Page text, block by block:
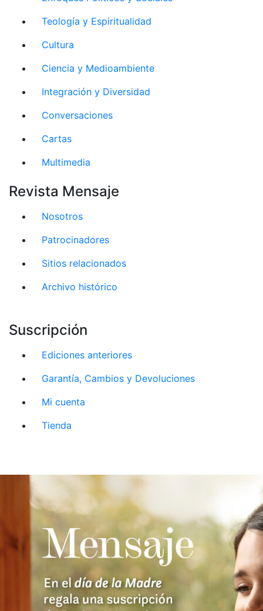
Teología y Espiritualidad
Cultura
Ciencia y Medioambiente
Integración y Diversidad
Conversaciones
Cartas
Multimedia
Revista Mensaje
Nosotros
Patrocinadores
Sitios relacionados
Archivo histórico
Suscripción
Ediciones anteriores
Garantía, Cambios y Devoluciones
Mi cuenta
Tienda